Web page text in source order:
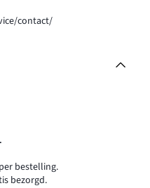
contact/
bestelling.
bezorgd.